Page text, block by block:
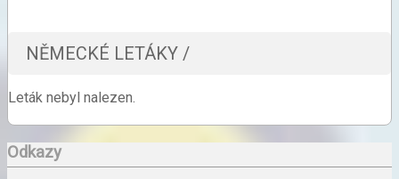
NĚMECKÉ LETÁKY /
Leták nebyl nalezen.
Odkazy